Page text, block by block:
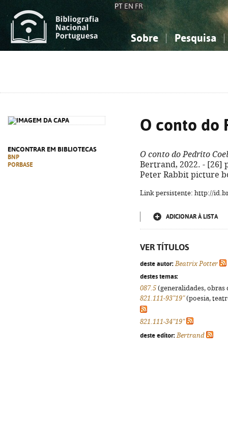
PT EN FR
Sobre Pesquisa
ENCONTRAR EM BIBLIOTECAS
BNP
PORBASE
O conto do
O conto do Pedrito
Bertrand, 2022. - [26]
Peter Rabbit picture
Link persistente: http://
ADICIONAR À LISTA
VER TÍTULOS
deste autor: Beatrix Potter
destes temas:
087.5 (generalidades,
821.111-93"19"(poesia,
821.111-34"19"
deste editor: Bertrand